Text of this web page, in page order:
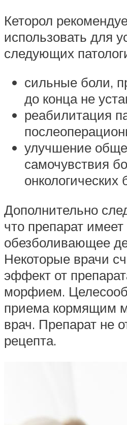
Кеторол
использовать для
следующих
сильные боли,
до конца не
реабилитация
улучшение
самочувствия
онкологических
Дополнительно
что препарат
обезболивающее
Некоторые врачи
эффект от
морфием.
приема кормящим
врач. Препарат не
рецепта.